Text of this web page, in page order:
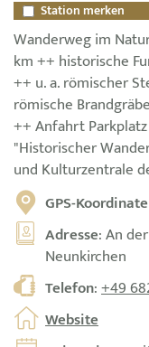
Station merken
Wanderweg im
km ++ historische
++ u. a. römischer
römische
++ Anfahrt
"Historischer
und Kulturzentrale
GPS-
Adresse: An
Neunkirchen
Telefon:+49
Website